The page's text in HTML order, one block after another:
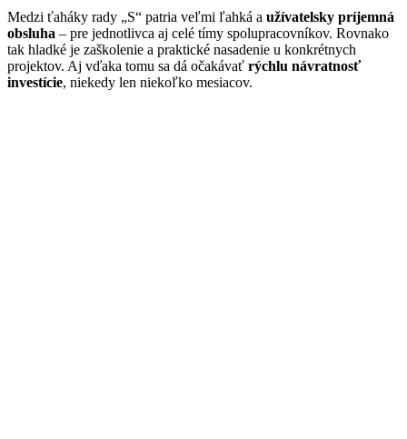
Medzi ťaháky rady „S“ patria veľmi ľahká a užívatelsky príjemná
obsluha – pre jednotlivca aj celé tímy spolupracovníkov. Rovnako
tak hladké je zaškolenie a praktické nasadenie u konkrétnych
projektov. Aj vďaka tomu sa dá očakávať rýchlu návratnosť
investície, niekedy len niekoľko mesiacov.